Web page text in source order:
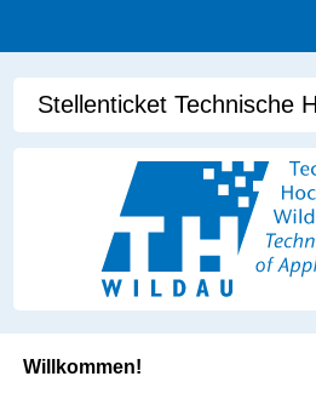
Stellenticket Technische
Willkommen!